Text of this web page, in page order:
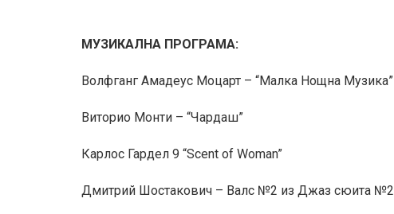
​МУЗИКАЛНА ПРОГРАМА:
Волфганг Амадеус Моцарт – “Малка Нощна Музика”
Виторио Монти – “Чардаш”
Карлос Гардел 9 “Scent of Woman”
Дмитрий Шостакович – Валс №2 из Джаз сюита №2